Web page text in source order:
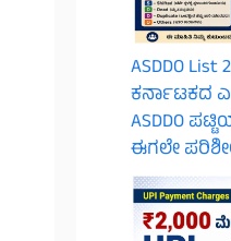
ASDDO List
ಕರ್ನಾಟಕದ
ASDDO
ಈಗಲೇ